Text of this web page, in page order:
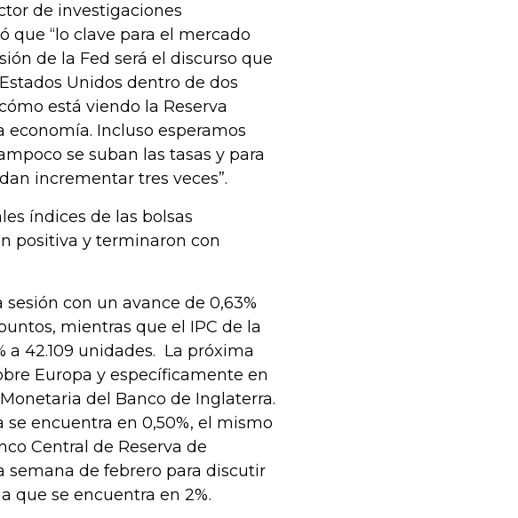
de investigaciones
que “lo clave para el mercado
de la Fed será el discurso que
Unidos dentro de dos
está viendo la Reserva
Incluso esperamos
se suban las tasas y para
incrementar tres veces”.
índices de las bolsas
positiva y terminaron con
con un avance de 0,63%
mientras que el IPC de la
a 42.109 unidades. La próxima
Europa y específicamente en
del Banco de Inglaterra.
encuentra en 0,50%, el mismo
Central de Reserva de
de febrero para discutir
que se encuentra en 2%.